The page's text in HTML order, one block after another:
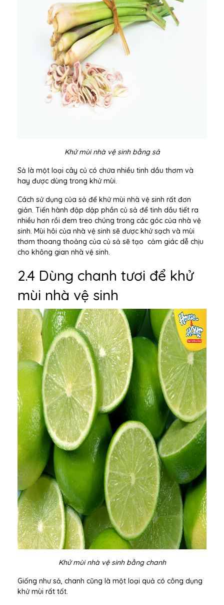
Khử mùi nhà vệ sinh bằng sả
Sả là một loại cây củ có chứa nhiều tinh dầu thơm và
hay được dùng trong khử mùi.
Cách sử dụng của sả để khử mùi nhà vệ sinh rất đơn
giản. Tiến hành đập dập phần củ sả để tinh dầu tiết ra
nhiều hơn rồi đem treo chúng trong các góc của nhà vệ
sinh. Mùi hôi của nhà vệ sinh sẽ được khử sạch và mùi
thơm thoang thoảng của củ sả sẽ tạo cảm giác dễ chịu
cho không gian nhà vệ sinh.
2.4 Dùng chanh tươi để khử
mùi nhà vệ sinh
Khử mùi nhà vệ sinh bằng chanh
Giống như sả, chanh cũng là một loại quả có công dụng
khử mùi rất tốt.